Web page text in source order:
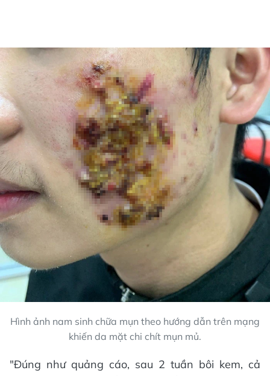
Hình ảnh nam sinh chữa mụn theo hướng dẫn trên mạng
khiến da mặt chi chít mụn mủ.
"Đúng như quảng cáo, sau 2 tuần bôi kem, cả